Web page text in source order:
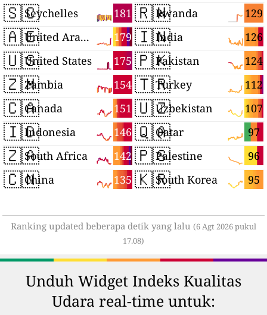
🇸🇨 181
Seychelles
🇦🇪 179
United Arab Emirates
🇺🇸 175
United States
🇿🇲 154
Zambia
🇨🇦 151
Canada
🇮🇩 146
Indonesia
🇿🇦 142
South Africa
🇨🇳 135
China
🇷🇼 129
Rwanda
🇮🇳 126
India
🇵🇰 124
Pakistan
🇹🇷 112
Turkey
🇺🇿 107
Uzbekistan
🇶🇦 97
Qatar
🇵🇸 96
Palestine
🇰🇷 95
South Korea
Ranking updated beberapa detik yang lalu (6 Agt 2026 pukul
17.08)
Unduh Widget Indeks Kualitas
Udara real-time untuk: